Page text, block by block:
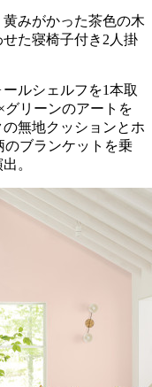
みがかった茶色の木
た寝椅子付き2人掛
ルシェルフを1本取
グリーンのアートを
無地クッションとホ
のブランケットを乗
。